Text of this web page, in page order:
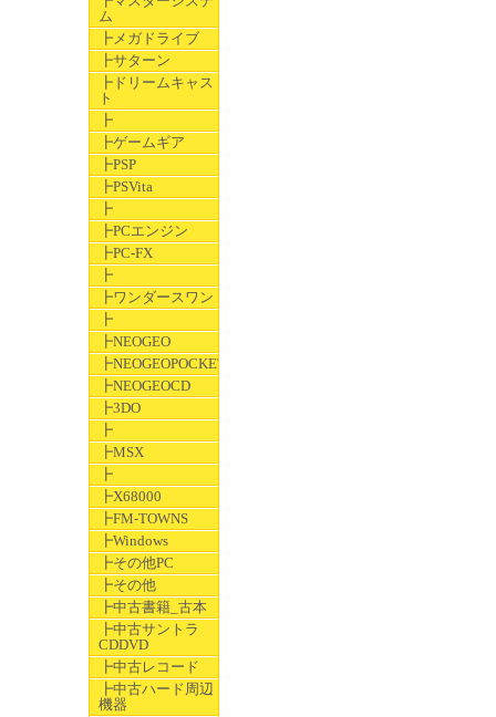
ム
┣メガドライブ
┣サターン
┣ドリームキャス
ト
┣
┣ゲームギア
┣PSP
┣PSVita
┣
┣PCエンジン
┣PC-FX
┣
┣ワンダースワン
┣
┣NEOGEO
┣NEOGEOPOCKET
┣NEOGEOCD
┣3DO
┣
┣MSX
┣
┣X68000
┣FM-TOWNS
┣Windows
┣その他PC
┣その他
┣中古書籍_古本
┣中古サントラ
CDDVD
┣中古レコード
┣中古ハード周辺
機器